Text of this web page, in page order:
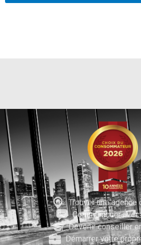
Trouver une agence
Communiquer
Devenir conseiller
Démarrer votre